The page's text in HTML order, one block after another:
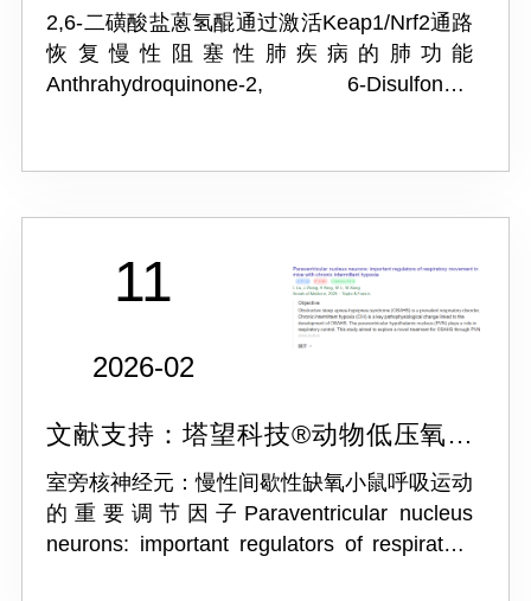
统PFT
2,6-二磺酸盐蒽氢醌通过激活Keap1/Nrf2通路
恢复慢性阻塞性肺疾病的肺功能
Anthrahydroquinone-2, 6-Disulfonate
11
2026-02
文献支持：塔望科技®动物低压氧舱
ProOX-100
室旁核神经元：慢性间歇性缺氧小鼠呼吸运动
的重要调节因子Paraventricular nucleus
neurons: important regulators of respiratory